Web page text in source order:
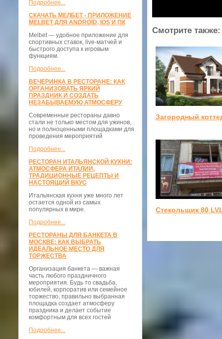
Подробнее...
СКАЧАТЬ МЕЛБЕТ - ПРИЛОЖЕНИЕ
MELBET ДЛЯ ANDROID, IOS И ПК
Melbet — удобное приложение для
спортивных ставок, live-матчей и
быстрого доступа к игровым
функциям.
Подробнее...
ВЕЧЕРИНКА В РЕСТОРАНЕ: КАК
ОРГАНИЗОВАТЬ ЯРКИЙ
ПРАЗДНИК И СОЗДАТЬ
НЕЗАБЫВАЕМУЮ АТМОСФЕРУ
Современные рестораны давно
стали не только местом для ужинов,
но и полноценными площадками для
проведения мероприятий
Подробнее...
РЕСТОРАН ИТАЛЬЯНСКОЙ КУХНИ:
АТМОСФЕРА ИТАЛИИ,
ТРАДИЦИОННЫЕ РЕЦЕПТЫ И
НАСТОЯЩИЙ ВКУС
Итальянская кухня уже много лет
остается одной из самых
популярных в мире.
Подробнее...
РЕСТОРАНЫ ДЛЯ БАНКЕТА В
МОСКВЕ: КАК ВЫБРАТЬ
ИДЕАЛЬНОЕ МЕСТО ДЛЯ
ТОРЖЕСТВА
Организация банкета — важная
часть любого праздничного
мероприятия. Будь то свадьба,
юбилей, корпоратив или семейное
торжество, правильно выбранная
площадка создает атмосферу
праздника и делает событие
комфортным для всех гостей
Подробнее...
Смотрите также:
Загородный
Стекольщик 80